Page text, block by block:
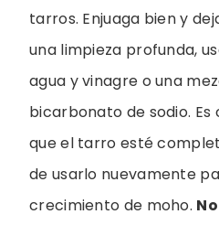
tarros. Enjuaga bien y
una limpieza profunda,
agua y vinagre o una
bicarbonato de sodio.
que el tarro esté
de usarlo nuevamente
crecimiento de moho.